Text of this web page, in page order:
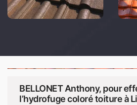
BELLONET Anthony, pour
l’hydrofuge coloré toiture à